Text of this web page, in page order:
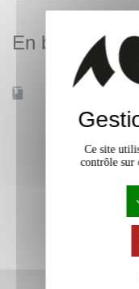
En bref
Ce site
contrôle sur